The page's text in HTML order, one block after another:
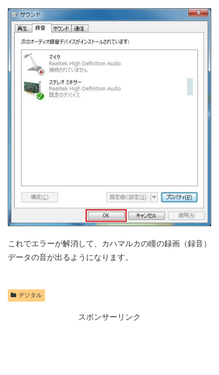
これでエラーが解消して、カハマルカの瞳の録画（録音）
データの音が出るようになります。
デジタル
スポンサーリンク